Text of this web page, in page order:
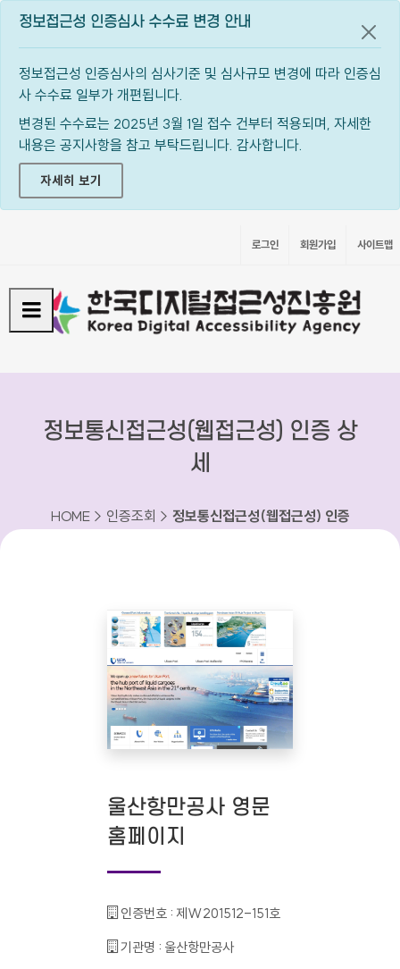
정보접근성 인증심사 수수료 변경 안내
정보접근성 인증심사의 심사기준 및 심사규모 변경에 따라 인증심
사 수수료 일부가 개편됩니다.
변경된 수수료는 2025년 3월 1일 접수 건부터 적용되며, 자세한
내용은 공지사항을 참고 부탁드립니다. 감사합니다.
자세히 보기
공지
로그인 회원가입 사이트맵
정보통신접근성(웹접근성) 인증 상
세
HOME > 인증조회 > 정보통신접근성(웹접근성) 인증
울산항만공사 영문
홈페이지
인증번호 : 제W201512-151호
기관명 : 울산항만공사